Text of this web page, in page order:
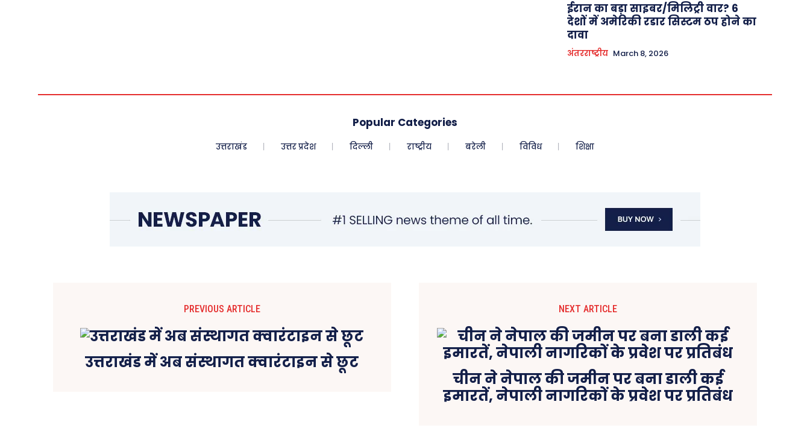
ईरान का बड़ा साइबर/मिलिट्री वार? 6
देशों में अमेरिकी रडार सिस्टम ठप होने का
दावा
अंतरराष्ट्रीय March 8, 2026
Popular Categories
उत्तराखंड उत्तर प्रदेश दिल्ली राष्ट्रीय बरेली विविध शिक्षा
PREVIOUS ARTICLE
उत्तराखंड में अब संस्थागत क्वारंटाइन से छूट
NEXT ARTICLE
चीन ने नेपाल की जमीन पर बना डाली कई
इमारतें, नेपाली नागरिकों के प्रवेश पर प्रतिबंध